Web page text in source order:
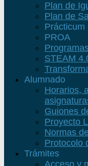
Plan de
Plan de
Prácticum
PROA
STEAM
Alumnado
Horarios,
Guiones
Proyecto
Normas
Protocolo
Trámites